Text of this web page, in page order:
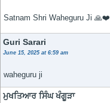
Satnam Shri Waheguru Ji 🙏❤️
Guri Sarari
June 15, 2025 at 6:59 am
waheguru ji
ਮੁਖਤਿਆਰ ਸਿੰਘ ਖੰਗੂੜਾ